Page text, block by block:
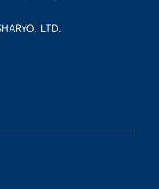
LTD.